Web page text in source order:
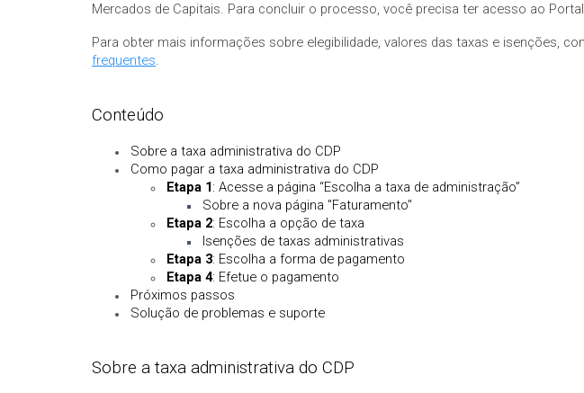
Mercados de Capitais. Para concluir o processo, você precisa ter acesso ao
Para obter mais informações sobre elegibilidade, valores das taxas e isenções,
frequentes.
Conteúdo
Sobre a taxa administrativa do CDP
Como pagar a taxa administrativa do CDP
Etapa 1: Acesse a página “Escolha a taxa de administração”
Sobre a nova página "Faturamento"
Etapa 2: Escolha a opção de taxa
Isenções de taxas administrativas
Etapa 3: Escolha a forma de pagamento
Etapa 4: Efetue o pagamento
Próximos passos
Solução de problemas e suporte
Sobre a taxa administrativa do CDP